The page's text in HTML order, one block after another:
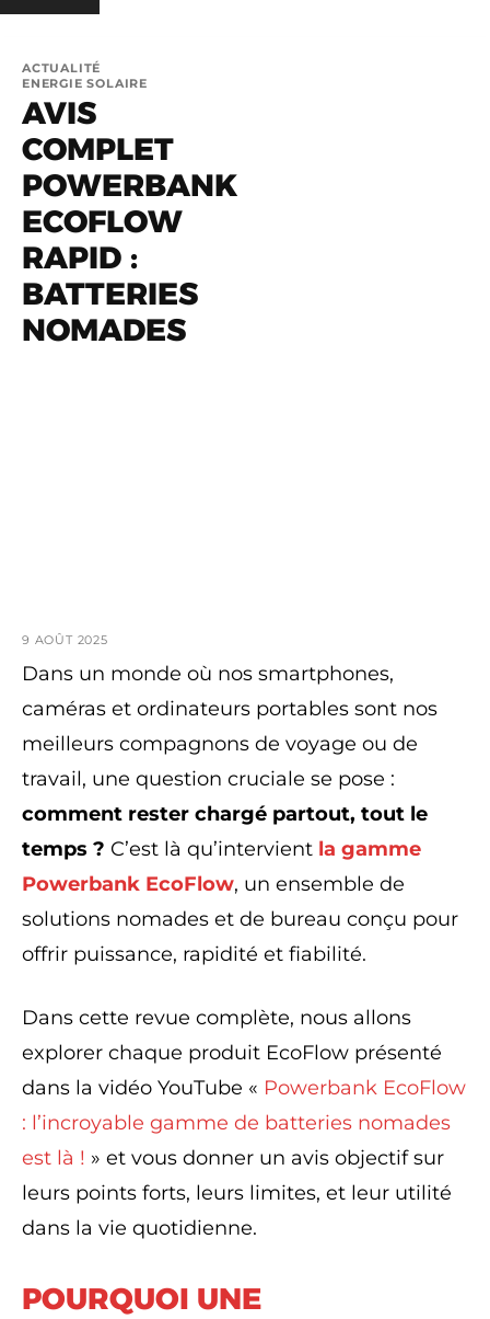
ACTUALITÉ
ENERGIE SOLAIRE
AVIS
COMPLET
POWERBANK
ECOFLOW
RAPID :
BATTERIES
NOMADES
9 AOÛT 2025
Dans un monde où nos smartphones,
caméras et ordinateurs portables sont nos
meilleurs compagnons de voyage ou de
travail, une question cruciale se pose :
comment rester chargé partout, tout le
temps ? C’est là qu’intervient la gamme
Powerbank EcoFlow, un ensemble de
solutions nomades et de bureau conçu pour
offrir puissance, rapidité et fiabilité.
Dans cette revue complète, nous allons
explorer chaque produit EcoFlow présenté
dans la vidéo YouTube « Powerbank EcoFlow
: l’incroyable gamme de batteries nomades
est là ! » et vous donner un avis objectif sur
leurs points forts, leurs limites, et leur utilité
dans la vie quotidienne.
POURQUOI UNE